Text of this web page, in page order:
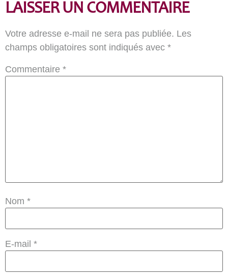
LAISSER UN COMMENTAIRE
Votre adresse e-mail ne sera pas publiée. Les
champs obligatoires sont indiqués avec *
Commentaire *
Nom *
E-mail *